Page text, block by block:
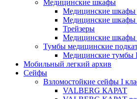
Медицинские шкафы
Медицинские шкафы
Медицинские шкафы
Трейзеры
Медицинские шкафы
Тумбы медицинские
Медицинские тумбы
Мобильный легкий архив
Сейфы
Взломостойкие сейфы I
VALBERG КАРАТ